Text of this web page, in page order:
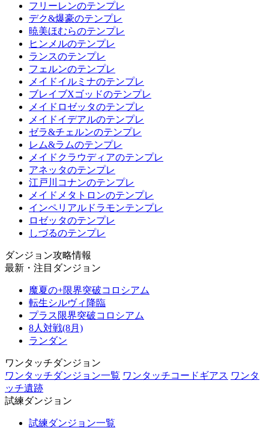
フリーレンのテンプレ
デク&爆豪のテンプレ
暁美ほむらのテンプレ
ヒンメルのテンプレ
ランスのテンプレ
フェルンのテンプレ
メイドイルミナのテンプレ
ブレイブXゴッドのテンプレ
メイドロゼッタのテンプレ
メイドイデアルのテンプレ
ゼラ&チェルンのテンプレ
レム&ラムのテンプレ
メイドクラウディアのテンプレ
アネッタのテンプレ
江戸川コナンのテンプレ
メイドメタトロンのテンプレ
インペリアルドラモンテンプレ
ロゼッタのテンプレ
しづるのテンプレ
ダンジョン攻略情報
最新・注目ダンジョン
魔夏の+限界突破コロシアム
転生シルヴィ降臨
プラス限界突破コロシアム
8人対戦(8月)
ランダン
ワンタッチダンジョン
ワンタッチダンジョン一覧 ワンタッチコードギアス ワンタ
ッチ遺跡
試練ダンジョン
試練ダンジョン一覧